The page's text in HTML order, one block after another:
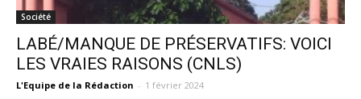
Société
LABÉ/MANQUE DE PRÉSERVATIFS: VOICI
LES VRAIES RAISONS (CNLS)
L'Equipe de la Rédaction - 1 février 2024